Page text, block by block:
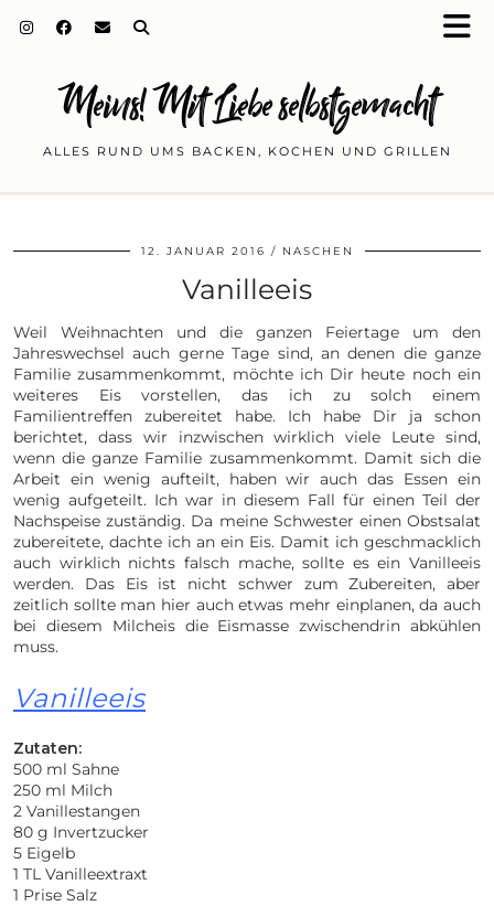
Meins! Mit Liebe selbstgemacht
ALLES RUND UMS BACKEN, KOCHEN UND GRILLEN
12. JANUAR 2016 NASCHEN
Vanilleeis
Weil Weihnachten und die ganzen Feiertage um den
Jahreswechsel auch gerne Tage sind, an denen die ganze
Familie zusammenkommt, möchte ich Dir heute noch ein
weiteres Eis vorstellen, das ich zu solch einem
Familientreffen zubereitet habe. Ich habe Dir ja schon
berichtet, dass wir inzwischen wirklich viele Leute sind,
wenn die ganze Familie zusammenkommt. Damit sich die
Arbeit ein wenig aufteilt, haben wir auch das Essen ein
wenig aufgeteilt. Ich war in diesem Fall für einen Teil der
Nachspeise zuständig. Da meine Schwester einen Obstsalat
zubereitete, dachte ich an ein Eis. Damit ich geschmacklich
auch wirklich nichts falsch mache, sollte es ein Vanilleeis
werden. Das Eis ist nicht schwer zum Zubereiten, aber
zeitlich sollte man hier auch etwas mehr einplanen, da auch
bei diesem Milcheis die Eismasse zwischendrin abkühlen
muss.
Vanilleeis
Zutaten:
500 ml Sahne
250 ml Milch
2 Vanillestangen
80 g Invertzucker
5 Eigelb
1 TL Vanilleextraxt
1 Prise Salz